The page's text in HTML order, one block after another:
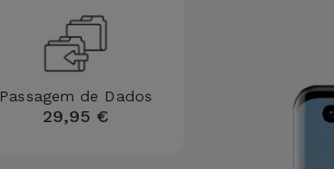
Passagem de Dados
29,95 €